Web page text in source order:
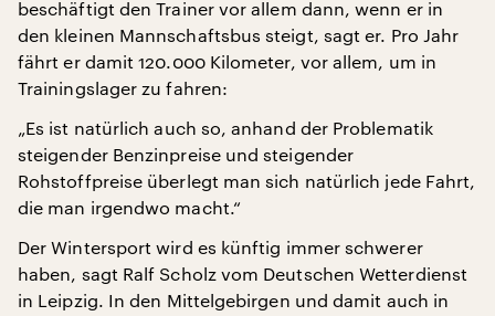
beschäftigt den Trainer vor allem dann, wenn er in
den kleinen Mannschaftsbus steigt, sagt er. Pro Jahr
fährt er damit 120.000 Kilometer, vor allem, um in
Trainingslager zu fahren:
„Es ist natürlich auch so, anhand der Problematik
steigender Benzinpreise und steigender
Rohstoffpreise überlegt man sich natürlich jede Fahrt,
die man irgendwo macht.“
Der Wintersport wird es künftig immer schwerer
haben, sagt Ralf Scholz vom Deutschen Wetterdienst
in Leipzig. In den Mittelgebirgen und damit auch in